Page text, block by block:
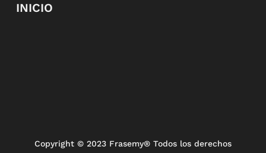
INICIO
Copyright © 2023 Frasemy® Todos los derechos